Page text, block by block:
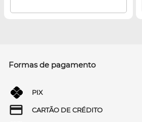
Formas de pagamento
PIX
CARTÃO DE CRÉDITO